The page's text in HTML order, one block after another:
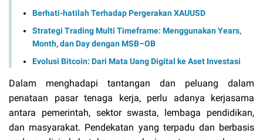
Berhati-hatilah Terhadap Pergerakan XAUUSD
Strategi Trading Multi Timeframe: Menggunakan Years,
Month, dan Day dengan MSB–OB
Evolusi Bitcoin: Dari Mata Uang Digital ke Aset Investasi
Dalam menghadapi tantangan dan peluang dalam
penataan pasar tenaga kerja, perlu adanya kerjasama
antara pemerintah, sektor swasta, lembaga pendidikan,
dan masyarakat. Pendekatan yang terpadu dan berbasis